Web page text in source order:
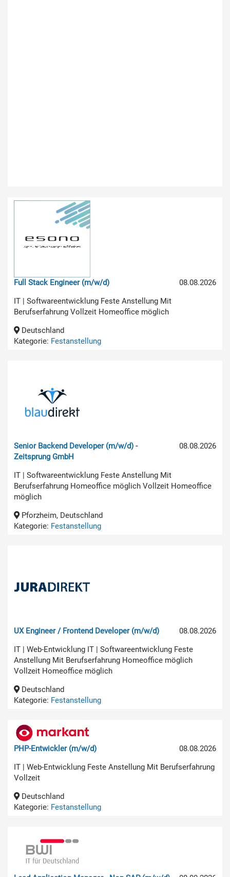
08.08.2026
Full Stack Engineer (m/w/d)
IT | Softwareentwicklung Feste Anstellung Mit
Berufserfahrung Vollzeit Homeoffice möglich
Deutschland
Kategorie: Festanstellung
08.08.2026
Senior Backend Developer (m/w/d) -
Zeitsprung GmbH
IT | Softwareentwicklung Feste Anstellung Mit
Berufserfahrung Homeoffice möglich Vollzeit Homeoffice
möglich
Pforzheim, Deutschland
Kategorie: Festanstellung
08.08.2026
UX Engineer / Frontend Developer (m/w/d)
IT | Web-Entwicklung IT | Softwareentwicklung Feste
Anstellung Mit Berufserfahrung Homeoffice möglich
Vollzeit Homeoffice möglich
Deutschland
Kategorie: Festanstellung
08.08.2026
PHP-Entwickler (m/w/d)
IT | Web-Entwicklung Feste Anstellung Mit Berufserfahrung
Vollzeit
Deutschland
Kategorie: Festanstellung